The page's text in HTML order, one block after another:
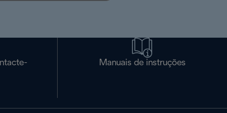
Manuais de instruções